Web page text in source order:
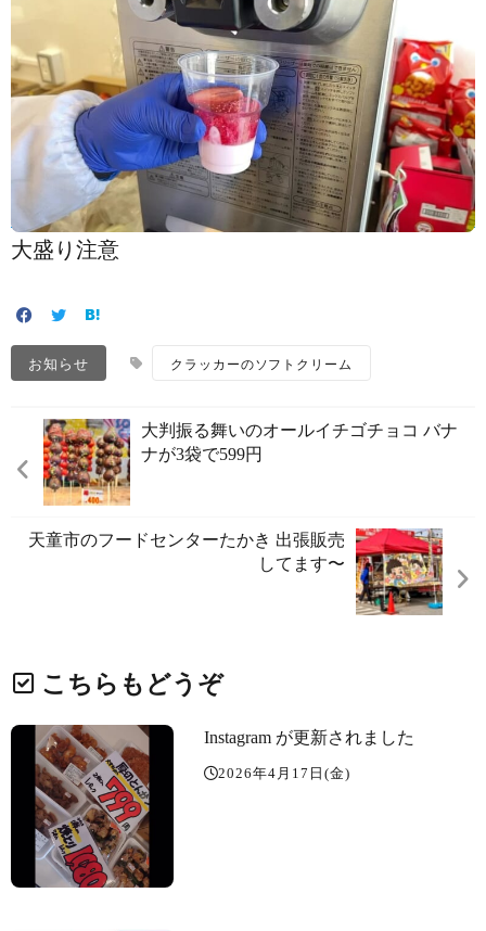
大盛り注意️
お知らせ クラッカーのソフトクリーム
大判振る舞いのオールイチゴチョコ バナ
ナが3袋で599円
天童市のフードセンターたかき 出張販売
してます〜️
こちらもどうぞ
Instagram が更新されました
2026年4月17日(金)